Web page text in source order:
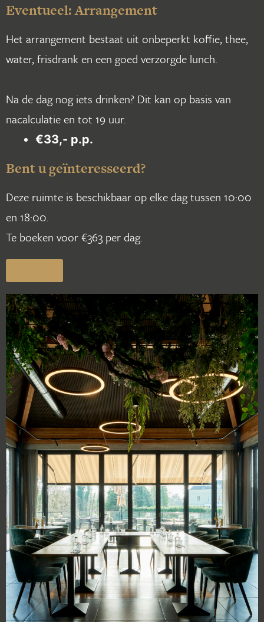
Eventueel: Arrangement
Het arrangement bestaat uit onbeperkt koffie, thee,
water, frisdrank en een goed verzorgde lunch.
Na de dag nog iets drinken? Dit kan op basis van
nacalculatie en tot 19 uur.
€33,- p.p.
Bent u geïnteresseerd?
Deze ruimte is beschikbaar op elke dag tussen 10:00
en 18:00.
Te boeken voor €363 per dag.